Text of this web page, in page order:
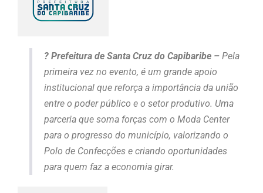
? Prefeitura de Santa Cruz do Capibaribe – Pela
primeira vez no evento, é um grande apoio
institucional que reforça a importância da união
entre o poder público e o setor produtivo. Uma
parceria que soma forças com o Moda Center
para o progresso do município, valorizando o
Polo de Confecções e criando oportunidades
para quem faz a economia girar.